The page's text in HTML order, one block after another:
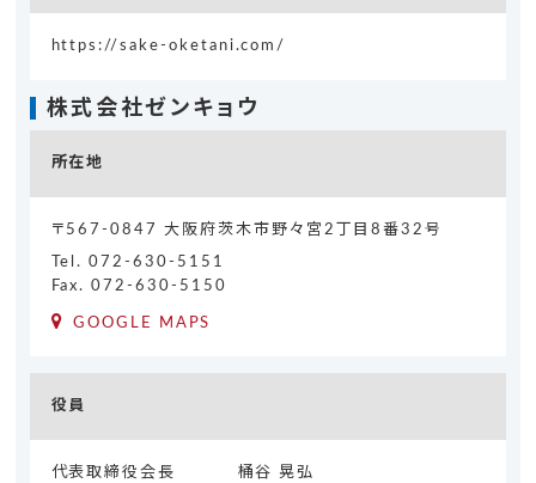
https://sake-oketani.com/
株式会社ゼンキョウ
所在地
〒567-0847 大阪府茨木市野々宮2丁目8番32号
Tel.072-630-5151
Fax. 072-630-5150
GOOGLE MAPS
役員
代表取締役会長
桶谷 晃弘